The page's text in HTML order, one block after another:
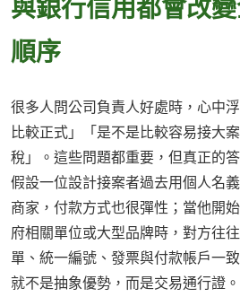
與銀行信用都會改
順序
很多人問公司負責人好處時，心中
比較正式」「是不是比較容易接大
稅」。這些問題都重要，但真正的
假設一位設計接案者過去用個人名
商家，付款方式也很彈性；當他開
府相關單位或大型品牌時，對方往
單、統一編號、發票與付款帳戶一
就不是抽象優勢，而是交易通行證